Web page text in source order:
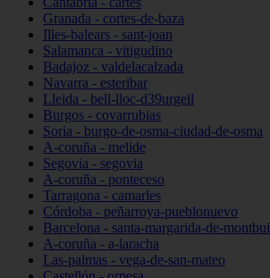
Granada - cortes-de-baza
Illes-balears - sant-joan
Salamanca - vitigudino
Badajoz - valdelacalzada
Navarra - esteribar
Lleida - bell-lloc-d39urgell
Burgos - covarrubias
Soria - burgo-de-osma-ciudad-de-osma
A-coruña - melide
Segovia - segovia
A-coruña - ponteceso
Tarragona - camarles
Córdoba - peñarroya-pueblonuevo
Barcelona - santa-margarida-de-montbui
A-coruña - a-laracha
Las-palmas - vega-de-san-mateo